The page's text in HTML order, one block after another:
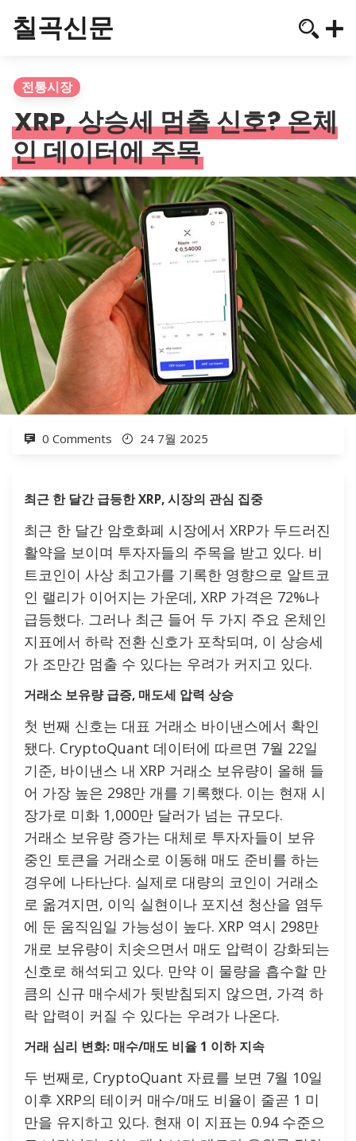
칠곡신문
전통시장
XRP, 상승세 멈출 신호? 온체
인 데이터에 주목
0 Comments 24 7월 2025
최근 한 달간 급등한 XRP, 시장의 관심 집중
최근 한 달간 암호화폐 시장에서 XRP가 두드러진
활약을 보이며 투자자들의 주목을 받고 있다. 비
트코인이 사상 최고가를 기록한 영향으로 알트코
인 랠리가 이어지는 가운데, XRP 가격은 72%나
급등했다. 그러나 최근 들어 두 가지 주요 온체인
지표에서 하락 전환 신호가 포착되며, 이 상승세
가 조만간 멈출 수 있다는 우려가 커지고 있다.
거래소 보유량 급증, 매도세 압력 상승
첫 번째 신호는 대표 거래소 바이낸스에서 확인
됐다. CryptoQuant 데이터에 따르면 7월 22일
기준, 바이낸스 내 XRP 거래소 보유량이 올해 들
어 가장 높은 298만 개를 기록했다. 이는 현재 시
장가로 미화 1,000만 달러가 넘는 규모다.
거래소 보유량 증가는 대체로 투자자들이 보유
중인 토큰을 거래소로 이동해 매도 준비를 하는
경우에 나타난다. 실제로 대량의 코인이 거래소
로 옮겨지면, 이익 실현이나 포지션 청산을 염두
에 둔 움직임일 가능성이 높다. XRP 역시 298만
개로 보유량이 치솟으면서 매도 압력이 강화되는
신호로 해석되고 있다. 만약 이 물량을 흡수할 만
큼의 신규 매수세가 뒷받침되지 않으면, 가격 하
락 압력이 커질 수 있다는 우려가 나온다.
거래 심리 변화: 매수/매도 비율 1 이하 지속
두 번째로, CryptoQuant 자료를 보면 7월 10일
이후 XRP의 테이커 매수/매도 비율이 줄곧 1 미
만을 유지하고 있다. 현재 이 지표는 0.94 수준으